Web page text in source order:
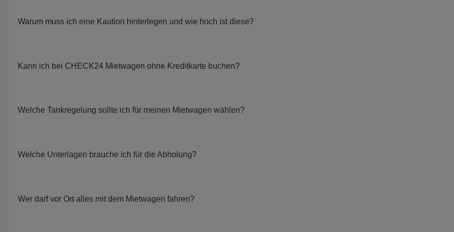
Warum muss ich eine Kaution hinterlegen und wie hoch ist diese?
Kann ich bei CHECK24 Mietwagen ohne Kreditkarte buchen?
Welche Tankregelung sollte ich für meinen Mietwagen wählen?
Welche Unterlagen brauche ich für die Abholung?
Wer darf vor Ort alles mit dem Mietwagen fahren?